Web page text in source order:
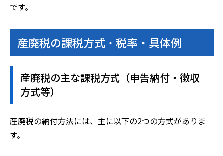
です。
産廃税の課税方式・税率・具体例
産廃税の主な課税方式（申告納付・徴収
方式等）
産廃税の納付方法には、主に以下の2つの方式がありま
す。